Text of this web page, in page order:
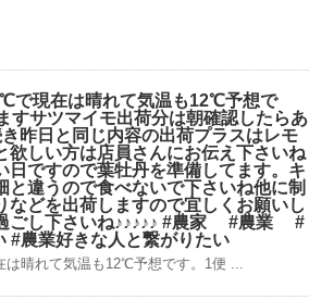
で現在は晴れて気温も12℃予想で
すサツマイモ出荷分は朝確認したらあ
昨日と同じ内容の出荷プラスはレモ
欲しい方は店員さんにお伝え下さいね
日ですので葉牡丹を準備してます。キ
と違うので食べないで下さいね他に制
どを出荷しますので宜しくお願いし
ごし下さいね♪♪♪♪♪ #農家 #農業 #
農業好きな人と繋がりたい
晴れて気温も12℃予想です。1便 ...